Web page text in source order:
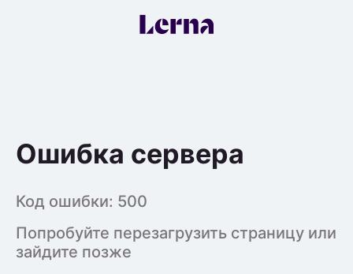
Ошибка сервера
Код ошибки: 500
Попробуйте перезагрузить страницу или
зайдите позже